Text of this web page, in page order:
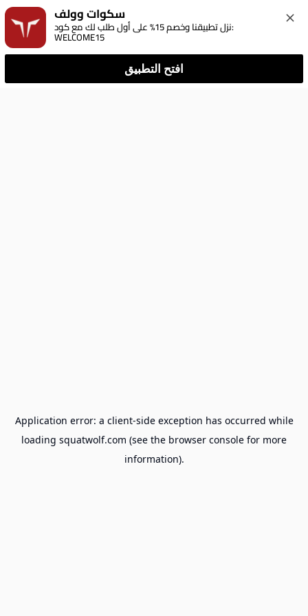
سكوات وولف
نزل تطبيقنا وخصم 15% على أول طلب لك مع كود:
WELCOME15
افتح التطبيق
Application error: a client-side exception has occurred while
loading squatwolf.com (see the browser console for more
information).